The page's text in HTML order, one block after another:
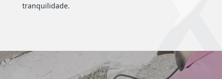
tranquilidade.